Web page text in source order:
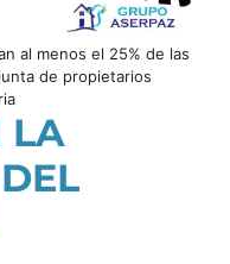
al menos el 25% de las
de propietarios
LA